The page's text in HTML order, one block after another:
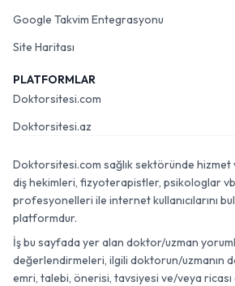
Google Takvim Entegrasyonu
Site Haritası
PLATFORMLAR
Doktorsitesi.com
Doktorsitesi.az
Doktorsitesi.com sağlık sektöründe hizmet
diş hekimleri, fizyoterapistler, psikologlar
profesyonelleri ile internet kullanıcılarını
platformdur.
İş bu sayfada yer alan doktor/uzman
değerlendirmeleri, ilgili doktorun/uzmanın
emri, talebi, önerisi, tavsiyesi ve/veya ricası